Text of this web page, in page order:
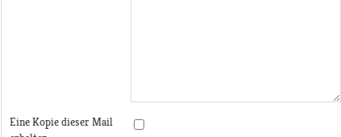
Eine Kopie dieser Mail